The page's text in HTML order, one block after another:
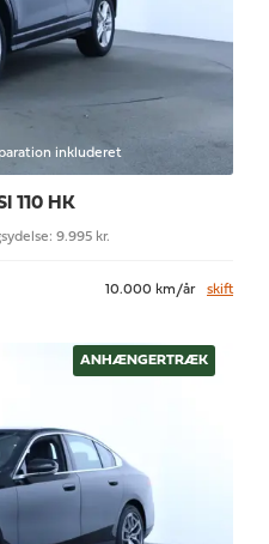
inkluderet
110 HK
9.995 kr.
10.000 km/år skift
ANHÆNGERTRÆK